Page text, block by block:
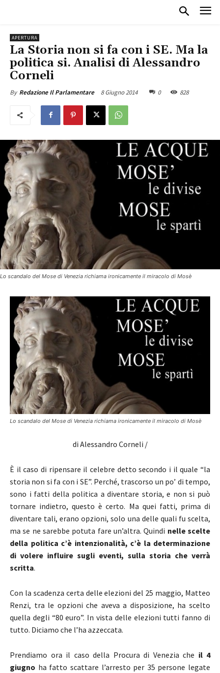
APERTURA
La Storia non si fa con i SE. Ma la
politica si. Analisi di Alessandro
Corneli
By Redazione Il Parlamentare 8 Giugno 2014 0 828
Lo scandalo del Mose di Venezia richiama ironicamente il miracolo di Mosè
Lo scandalo del Mose di Venezia richiama ironicamente il miracolo di Mosè
di Alessandro Corneli /
È il caso di ripensare il celebre detto secondo i il quale “la
storia non si fa con i SE”. Perché, trascorso un po’ di tempo,
sono i fatti della politica a diventare storia, e non si può
tornare indietro, questo è certo. Ma quei fatti, prima di
diventare tali, erano opzioni, solo una delle quali fu scelta,
ma se ne sarebbe potuta fare un’altra. Quindi nelle scelte
della politica c’è intenzionalità, c’è la determinazione
di volere influire sugli eventi, sulla storia che verrà
scritta.
Con la scadenza certa delle elezioni del 25 maggio, Matteo
Renzi, tra le opzioni che aveva a disposizione, ha scelto
quella degli “80 euro”. In vista delle elezioni tutti fanno di
tutto. Diciamo che l’ha azzeccata.
Prendiamo ora il caso della Procura di Venezia che il 4
giugno ha fatto scattare l’arresto per 35 persone legate